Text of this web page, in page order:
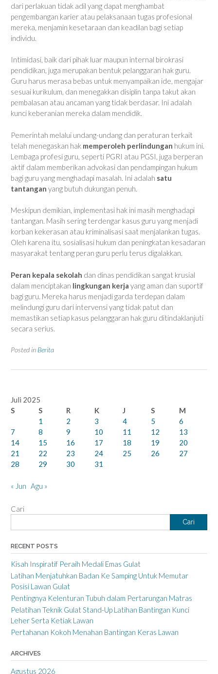
dari perlakuan tidak adil yang dapat menghambat
pengembangan karier atau pelaksanaan tugas profesional
mereka, menjamin kesetaraan dan keadilan bagi setiap
individu.
Intimidasi, baik dari pihak luar maupun internal birokrasi
pendidikan, juga merupakan bentuk pelanggaran hak guru.
Guru harus merasa bebas untuk menyampaikan ide, mengajar
sesuai kurikulum, dan menegakkan disiplin tanpa takut akan
pembalasan atau ancaman yang tidak berdasar. Ini adalah
kunci keberanian mereka dalam mendidik.
Pemerintah melalui undang-undang dan peraturan terkait
telah menegaskan hak memperoleh perlindungan hukum ini.
Lembaga profesi guru, seperti PGRI atau PGSI, juga berperan
aktif dalam memberikan advokasi dan pendampingan hukum
bagi guru yang menghadapi masalah. Ini adalah satu
tantangan yang butuh dukungan penuh.
Meskipun demikian, implementasi hak ini masih menghadapi
tantangan. Masih sering terdengar kasus guru yang menjadi
korban kekerasan atau kriminalisasi saat menjalankan tugas.
Oleh karena itu, sosialisasi hukum dan peningkatan kesadaran
masyarakat tentang peran guru perlu terus digalakkan.
Peran kepala sekolah dan dinas pendidikan sangat krusial
dalam menciptakan lingkungan kerja yang aman dan suportif
bagi guru. Mereka harus menjadi garda terdepan dalam
melindungi guru dari intervensi yang tidak patut dan
memastikan setiap kasus pelanggaran hak guru ditindaklanjuti
secara serius.
Posted in Berita
Juli 2025
S
S R K J S
M
1
2 3 4 5
6
7
8 9 10 11 12
13
14
15 16 17 18 19
20
21
22 23 24 25 26
27
28
29 30 31
« Jun Agu »
Cari
Cari
RECENT POSTS
Kisah Inspiratif Peraih Medali Emas Gulat
Latihan Menjatuhkan Badan Ke Samping Untuk Memutar
Posisi Lawan Gulat
Pentingnya Kelenturan Tubuh dalam Pertarungan Matras
Pelatihan Teknik Gulat Stand-Up Latihan Bantingan Kunci
Leher Serta Ketiak Lawan
Pertahanan Kokoh Menahan Bantingan Keras Lawan
ARCHIVES
Agustus 2026